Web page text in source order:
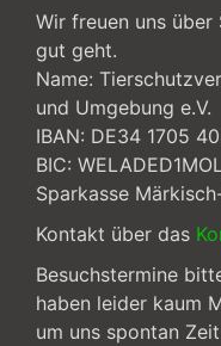
Wir freuen uns über
gut geht.
Name:
und Umgebung e.V.
IBAN: DE34 1705
BIC: WELADED1MOL
Sparkasse
Kontakt über das
Besuchstermine
haben leider kaum
um uns spontan